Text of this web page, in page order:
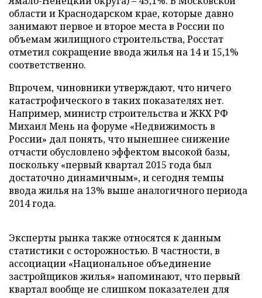
области и Краснодарском крае, которые давно
занимают первое и второе места в России по
объемам жилищного строительства, Росстат
отметил сокращение ввода жилья на 14 и 15,1%
соответственно.
Впрочем, чиновники утверждают, что ничего
катастрофического в таких показателях нет.
Например, министр строительства и ЖКХ РФ
Михаил Мень на форуме «Недвижимость в
России» дал понять, что нынешнее снижение
отчасти обусловлено эффектом высокой базы,
поскольку «первый квартал 2015 года был
достаточно динамичным», и сегодня темпы
ввода жилья на 13% выше аналогичного периода
2014 года.
Эксперты рынка также относятся к данным
статистики с осторожностью. В частности, в
ассоциации «Национальное объединение
застройщиков жилья» напоминают, что первый
квартал вообще не слишком показателен для